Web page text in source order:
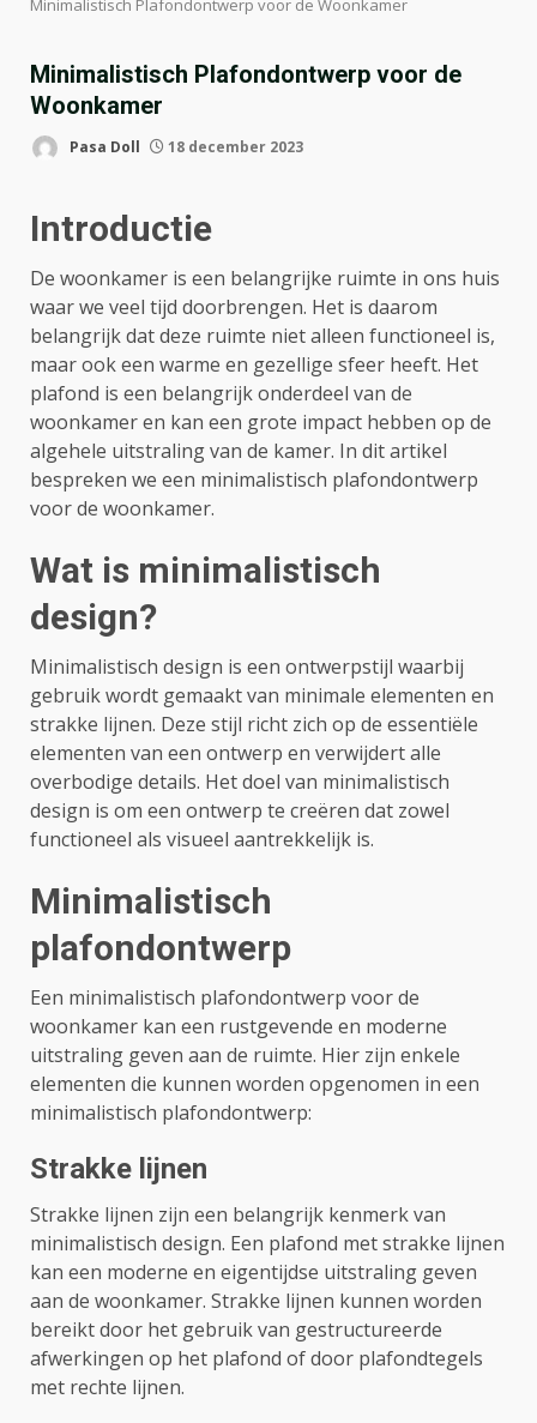
Minimalistisch Plafondontwerp voor de Woonkamer
Minimalistisch Plafondontwerp voor de
Woonkamer
Pasa Doll 18 december 2023
Introductie
De woonkamer is een belangrijke ruimte in ons huis
waar we veel tijd doorbrengen. Het is daarom
belangrijk dat deze ruimte niet alleen functioneel is,
maar ook een warme en gezellige sfeer heeft. Het
plafond is een belangrijk onderdeel van de
woonkamer en kan een grote impact hebben op de
algehele uitstraling van de kamer. In dit artikel
bespreken we een minimalistisch plafondontwerp
voor de woonkamer.
Wat is minimalistisch
design?
Minimalistisch design is een ontwerpstijl waarbij
gebruik wordt gemaakt van minimale elementen en
strakke lijnen. Deze stijl richt zich op de essentiële
elementen van een ontwerp en verwijdert alle
overbodige details. Het doel van minimalistisch
design is om een ontwerp te creëren dat zowel
functioneel als visueel aantrekkelijk is.
Minimalistisch
plafondontwerp
Een minimalistisch plafondontwerp voor de
woonkamer kan een rustgevende en moderne
uitstraling geven aan de ruimte. Hier zijn enkele
elementen die kunnen worden opgenomen in een
minimalistisch plafondontwerp:
Strakke lijnen
Strakke lijnen zijn een belangrijk kenmerk van
minimalistisch design. Een plafond met strakke lijnen
kan een moderne en eigentijdse uitstraling geven
aan de woonkamer. Strakke lijnen kunnen worden
bereikt door het gebruik van gestructureerde
afwerkingen op het plafond of door plafondtegels
met rechte lijnen.